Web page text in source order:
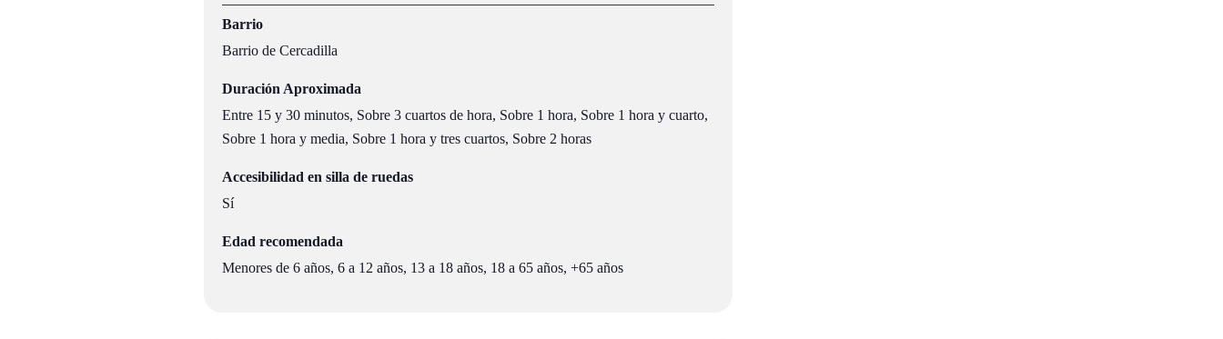
Barrio
Barrio de Cercadilla
Duración Aproximada
Entre 15 y 30 minutos, Sobre 3 cuartos de hora, Sobre 1 hora, Sobre 1 hora y cuarto,
Sobre 1 hora y media, Sobre 1 hora y tres cuartos, Sobre 2 horas
Accesibilidad en silla de ruedas
Sí
Edad recomendada
Menores de 6 años, 6 a 12 años, 13 a 18 años, 18 a 65 años, +65 años